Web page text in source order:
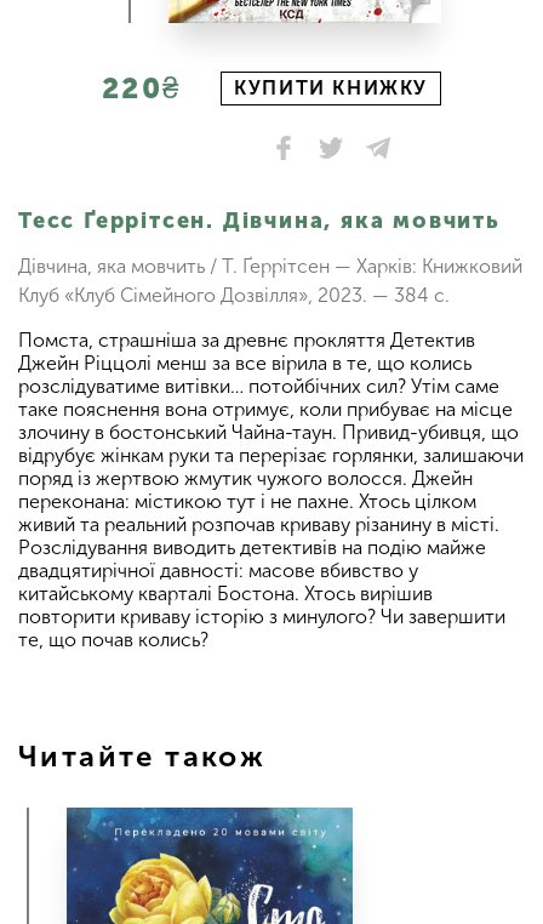
220₴ КУПИТИ КНИЖКУ
Тесс Ґеррітсен. Дівчина, яка мовчить
Дівчина, яка мовчить / Т. Ґеррітсен — Харків: Книжковий
Клуб «Клуб Сімейного Дозвілля», 2023. — 384 с.
Помста, страшніша за древнє прокляття Детектив
Джейн Ріццолі менш за все вірила в те, що колись
розслідуватиме витівки… потойбічних сил? Утім саме
таке пояснення вона отримує, коли прибуває на місце
злочину в бостонський Чайна-таун. Привид-убивця, що
відрубує жінкам руки та перерізає горлянки, залишаючи
поряд із жертвою жмутик чужого волосся. Джейн
переконана: містикою тут і не пахне. Хтось цілком
живий та реальний розпочав криваву різанину в місті.
Розслідування виводить детективів на подію майже
двадцятирічної давності: масове вбивство у
китайському кварталі Бостона. Хтось вирішив
повторити криваву історію з минулого? Чи завершити
те, що почав колись?
Читайте також